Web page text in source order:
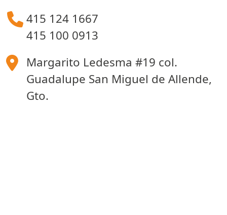
415 124 1667
415 100 0913
Margarito Ledesma #19 col.
Guadalupe San Miguel de Allende,
Gto.